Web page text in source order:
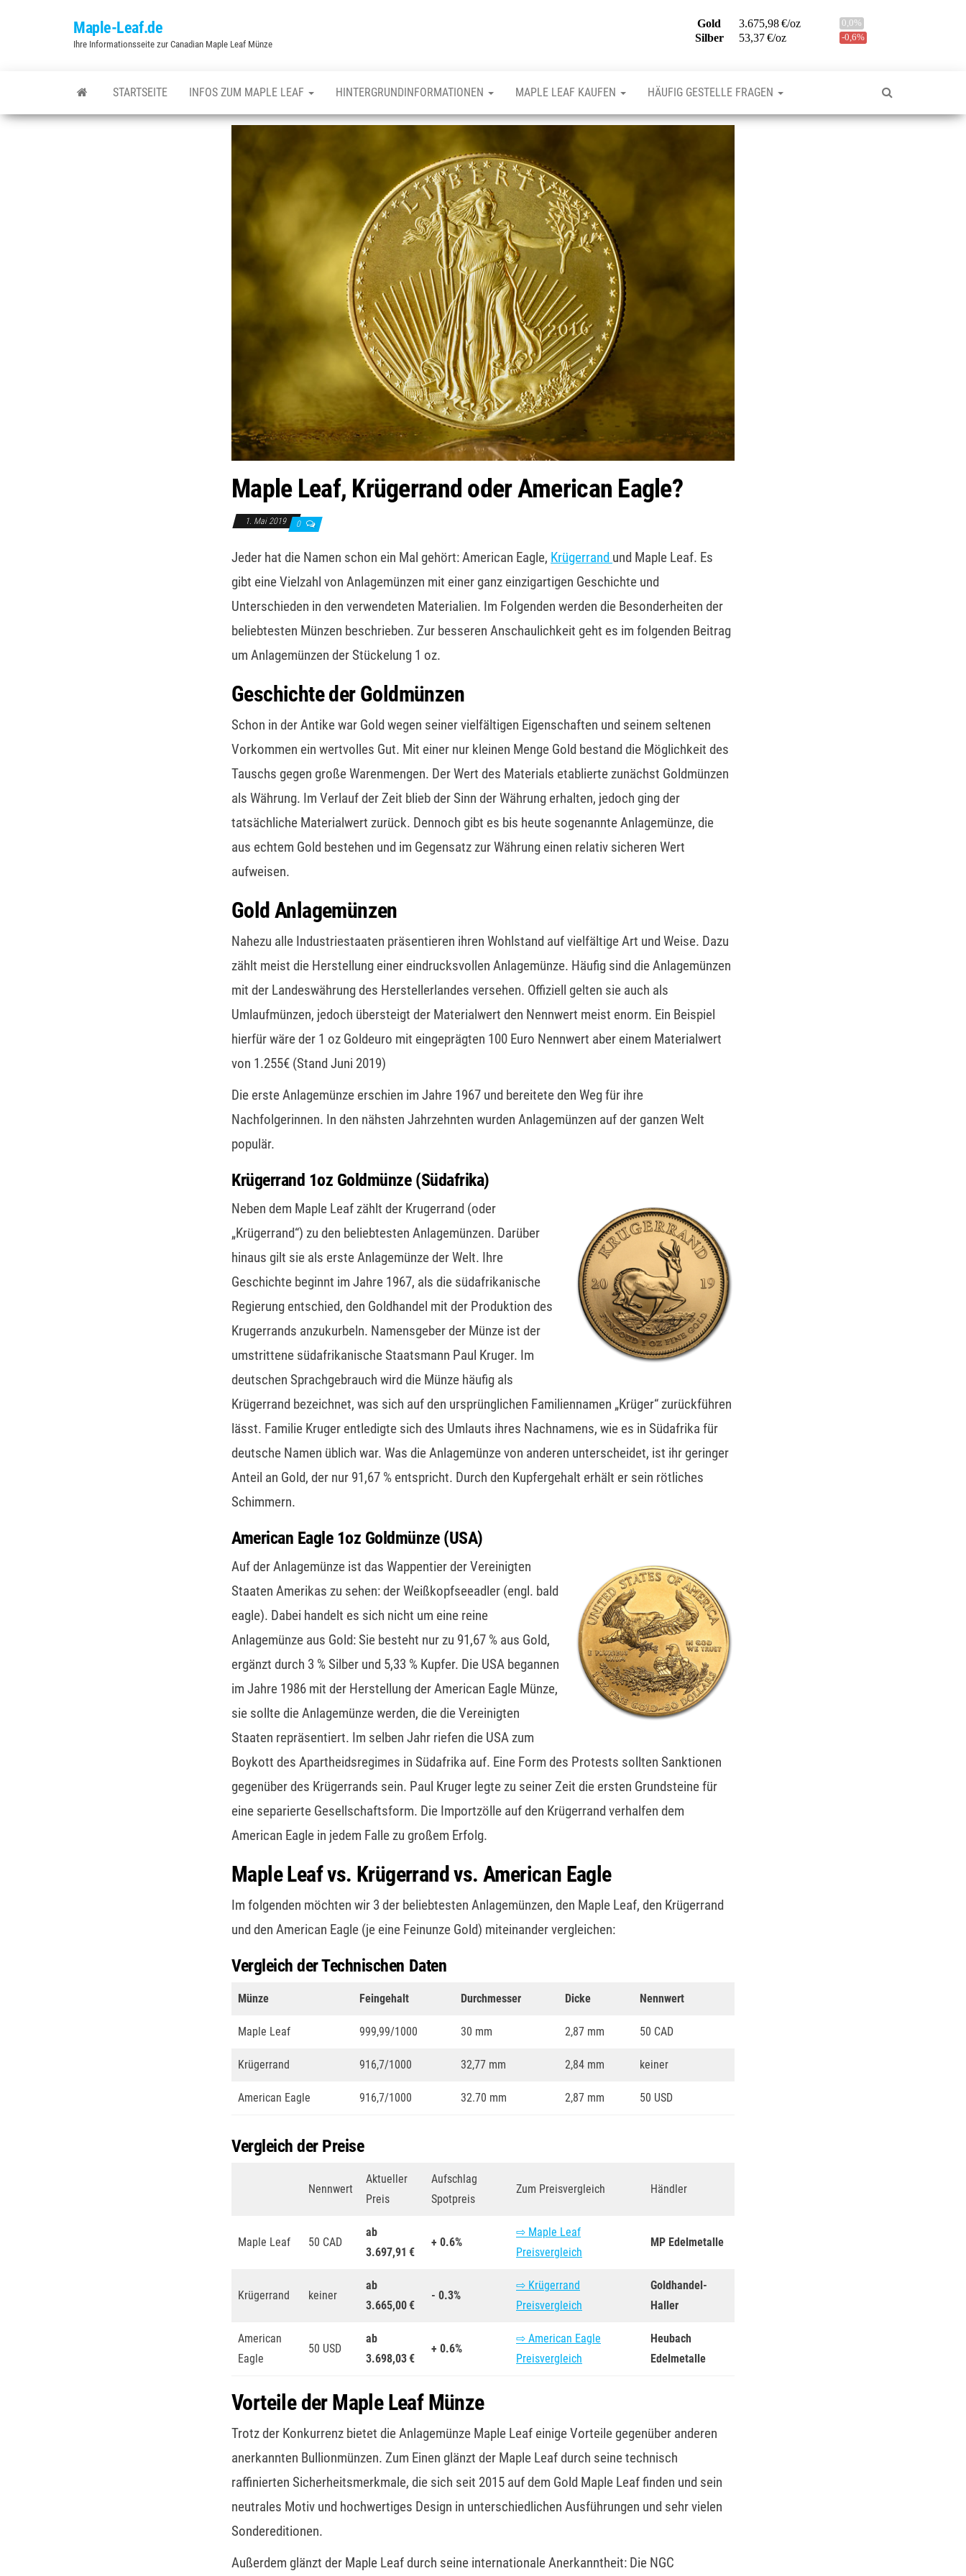
Maple-Leaf.de
Ihre Informationsseite zur Canadian Maple Leaf Münze
STARTSEITE INFOS ZUM MAPLE LEAF HINTERGRUNDINFORMATIONEN MAPLE LEAF KAUFEN HÄUFIG GESTELLE FRAGEN
Maple Leaf, Krügerrand oder American Eagle?
1. Mai 2019 0
Jeder hat die Namen schon ein Mal gehört: American Eagle, Krügerrand und Maple Leaf. Es
gibt eine Vielzahl von Anlagemünzen mit einer ganz einzigartigen Geschichte und
Unterschieden in den verwendeten Materialien. Im Folgenden werden die Besonderheiten der
beliebtesten Münzen beschrieben. Zur besseren Anschaulichkeit geht es im folgenden Beitrag
um Anlagemünzen der Stückelung 1 oz.
Geschichte der Goldmünzen
Schon in der Antike war Gold wegen seiner vielfältigen Eigenschaften und seinem seltenen
Vorkommen ein wertvolles Gut. Mit einer nur kleinen Menge Gold bestand die Möglichkeit des
Tauschs gegen große Warenmengen. Der Wert des Materials etablierte zunächst Goldmünzen
als Währung. Im Verlauf der Zeit blieb der Sinn der Währung erhalten, jedoch ging der
tatsächliche Materialwert zurück. Dennoch gibt es bis heute sogenannte Anlagemünze, die
aus echtem Gold bestehen und im Gegensatz zur Währung einen relativ sicheren Wert
aufweisen.
Gold Anlagemünzen
Nahezu alle Industriestaaten präsentieren ihren Wohlstand auf vielfältige Art und Weise. Dazu
zählt meist die Herstellung einer eindrucksvollen Anlagemünze. Häufig sind die Anlagemünzen
mit der Landeswährung des Herstellerlandes versehen. Offiziell gelten sie auch als
Umlaufmünzen, jedoch übersteigt der Materialwert den Nennwert meist enorm. Ein Beispiel
hierfür wäre der 1 oz Goldeuro mit eingeprägten 100 Euro Nennwert aber einem Materialwert
von 1.255€ (Stand Juni 2019)
Die erste Anlagemünze erschien im Jahre 1967 und bereitete den Weg für ihre
Nachfolgerinnen. In den nähsten Jahrzehnten wurden Anlagemünzen auf der ganzen Welt
populär.
Krügerrand 1oz Goldmünze (Südafrika)
Neben dem Maple Leaf zählt der Krugerrand (oder
„Krügerrand“) zu den beliebtesten Anlagemünzen. Darüber
hinaus gilt sie als erste Anlagemünze der Welt. Ihre
Geschichte beginnt im Jahre 1967, als die südafrikanische
Regierung entschied, den Goldhandel mit der Produktion des
Krugerrands anzukurbeln. Namensgeber der Münze ist der
umstrittene südafrikanische Staatsmann Paul Kruger. Im
deutschen Sprachgebrauch wird die Münze häufig als
Krügerrand bezeichnet, was sich auf den ursprünglichen Familiennamen „Krüger“ zurückführen
lässt. Familie Kruger entledigte sich des Umlauts ihres Nachnamens, wie es in Südafrika für
deutsche Namen üblich war. Was die Anlagemünze von anderen unterscheidet, ist ihr geringer
Anteil an Gold, der nur 91,67 % entspricht. Durch den Kupfergehalt erhält er sein rötliches
Schimmern.
American Eagle 1oz Goldmünze (USA)
Auf der Anlagemünze ist das Wappentier der Vereinigten
Staaten Amerikas zu sehen: der Weißkopfseeadler (engl. bald
eagle). Dabei handelt es sich nicht um eine reine
Anlagemünze aus Gold: Sie besteht nur zu 91,67 % aus Gold,
ergänzt durch 3 % Silber und 5,33 % Kupfer. Die USA begannen
im Jahre 1986 mit der Herstellung der American Eagle Münze,
sie sollte die Anlagemünze werden, die die Vereinigten
Staaten repräsentiert. Im selben Jahr riefen die USA zum
Boykott des Apartheidsregimes in Südafrika auf. Eine Form des Protests sollten Sanktionen
gegenüber des Krügerrands sein. Paul Kruger legte zu seiner Zeit die ersten Grundsteine für
eine separierte Gesellschaftsform. Die Importzölle auf den Krügerrand verhalfen dem
American Eagle in jedem Falle zu großem Erfolg.
Maple Leaf vs. Krügerrand vs. American Eagle
Im folgenden möchten wir 3 der beliebtesten Anlagemünzen, den Maple Leaf, den Krügerrand
und den American Eagle (je eine Feinunze Gold) miteinander vergleichen:
Vergleich der Technischen Daten
Münze Feingehalt Durchmesser Dicke Nennwert
Maple Leaf 999,99/1000 30 mm 2,87 mm 50 CAD
Krügerrand 916,7/1000 32,77 mm 2,84 mm keiner
American Eagle 916,7/1000 32.70 mm 2,87 mm 50 USD
Vergleich der Preise
Nennwert
Aktueller
Preis
Aufschlag
Spotpreis
Zum Preisvergleich Händler
Maple Leaf 50 CAD
ab
3.697,91 €
+ 0.6%
⇨ Maple Leaf
Preisvergleich
MP Edelmetalle
Krügerrand keiner
ab
3.665,00 €
- 0.3%
⇨ Krügerrand
Preisvergleich
Goldhandel-
Haller
American
Eagle
50 USD
ab
3.698,03 €
+ 0.6%
⇨ American Eagle
Preisvergleich
Heubach
Edelmetalle
Vorteile der Maple Leaf Münze
Trotz der Konkurrenz bietet die Anlagemünze Maple Leaf einige Vorteile gegenüber anderen
anerkannten Bullionmünzen. Zum Einen glänzt der Maple Leaf durch seine technisch
raffinierten Sicherheitsmerkmale, die sich seit 2015 auf dem Gold Maple Leaf finden und sein
neutrales Motiv und hochwertiges Design in unterschiedlichen Ausführungen und sehr vielen
Sondereditionen.
Außerdem glänzt der Maple Leaf durch seine internationale Anerkanntheit: Die NGC